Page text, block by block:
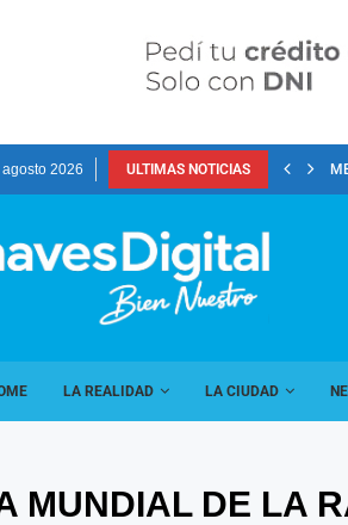
2026 ULTIMAS NOTICIAS
LA REALIDAD LA CIUDAD
MUNDIAL DE LA